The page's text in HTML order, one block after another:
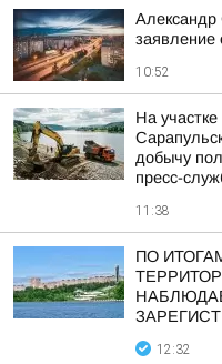
Александр
заявление
10:52
На
добычу
пресс-
11:38
ПО
12:32